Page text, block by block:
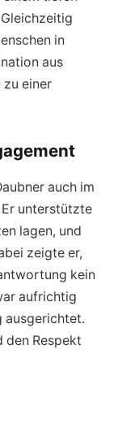
in
aus
zu einer
auch im
unterstützte
lagen, und
zeigte er,
kein
aufrichtig
ausgerichtet.
den Respekt